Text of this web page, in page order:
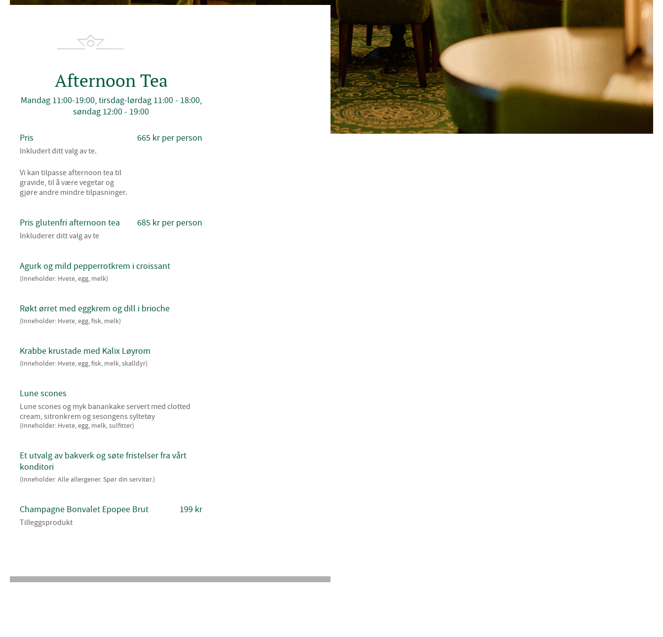
Afternoon Tea
Mandag 11:00-19:00, tirsdag-lørdag 11:00 - 18:00,
søndag 12:00 - 19:00
Pris
Inkludert ditt valg av te.
Vi kan tilpasse afternoon tea til
gravide, til å være vegetar og
gjøre andre mindre tilpasninger.
665 kr per person
Pris glutenfri afternoon tea
Inkluderer ditt valg av te
685 kr per person
Agurk og mild pepperrotkrem i croissant
(Inneholder: Hvete, egg, melk)
Røkt ørret med eggkrem og dill i brioche
(Inneholder: Hvete, egg, fisk, melk)
Krabbe krustade med Kalix Løyrom
(Inneholder: Hvete, egg, fisk, melk, skalldyr)
Lune scones
Lune scones og myk banankake servert med clotted
cream, sitronkrem og sesongens syltetøy
(Inneholder: Hvete, egg, melk, sulfitter)
Et utvalg av bakverk og søte fristelser fra vårt
konditori
(Inneholder: Alle allergener. Spør din servitør.)
Champagne Bonvalet Epopee Brut
Tilleggsprodukt
199 kr